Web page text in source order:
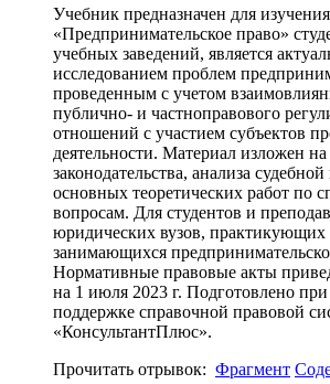
Учебник предназначен для
«Предпринимательское право»
учебных заведений, является
исследованием проблем
проведенным с учетом
публично- и частноправового
отношений с участием субъектов
деятельности. Материал изложен
законодательства, анализа
основных теоретических работ по
вопросам. Для студентов и
юридических вузов,
занимающихся
Нормативные правовые акты
на 1 июля 2023 г. Подготовлено
поддержке справочной правовой
«КонсультантПлюс».
Прочитать отрывок: Фрагмент